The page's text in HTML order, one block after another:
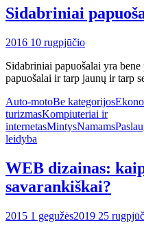
Sidabriniai
2016 10 rugpjūčio
Sidabriniai papuošalai yra
papuošalai ir tarp jaunų ir tarp
Auto-motoBe kategorijos
turizmasKompiuteriai ir
internetasMintysNamams
leidyba
WEB dizainas:
savarankiškai?
2015 1 gegužės2019 25